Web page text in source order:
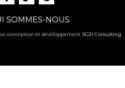
SOMMES-NOUS
conception et développement SG2I Consulting